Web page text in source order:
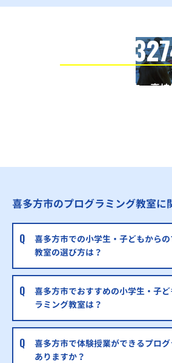
全国の小学生・中学生・高
喜多方市のプログラミング教室に
喜多方市での小学生・子どもから
教室の選び方は？
喜多方市でおすすめの小学生・子
ラミング教室は？
喜多方市で体験授業ができるプロ
ありますか？